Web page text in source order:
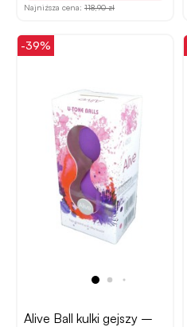
Najniższa cena: 118,90 zł
-39%
Alive Ball kulki gejszy –